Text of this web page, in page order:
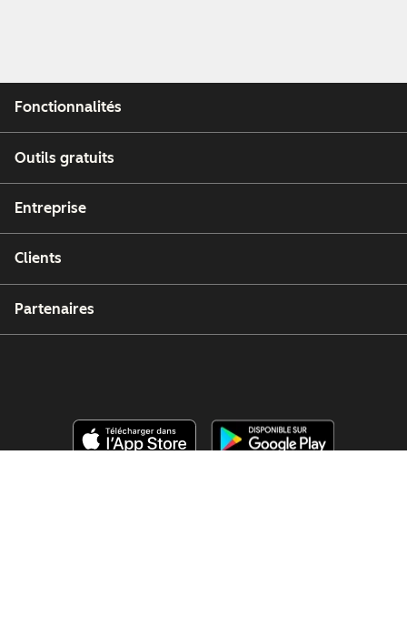
Fonctionnalités
Outils gratuits
Entreprise
Clients
Partenaires